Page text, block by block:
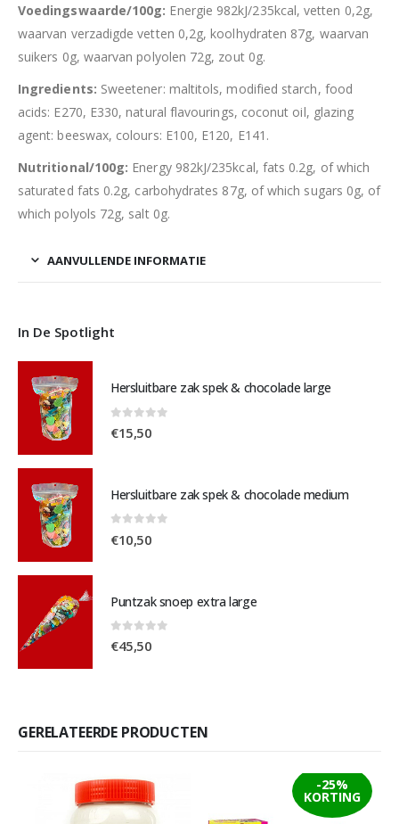
Voedingswaarde/100g: Energie 982kJ/235kcal, vetten 0,2g,
waarvan verzadigde vetten 0,2g, koolhydraten 87g, waarvan
suikers 0g, waarvan polyolen 72g, zout 0g.
Ingredients: Sweetener: maltitols, modified starch, food
acids: E270, E330, natural flavourings, coconut oil, glazing
agent: beeswax, colours: E100, E120, E141.
Nutritional/100g: Energy 982kJ/235kcal, fats 0.2g, of which
saturated fats 0.2g, carbohydrates 87g, of which sugars 0g, of
which polyols 72g, salt 0g.
AANVULLENDE INFORMATIE
In De Spotlight
Hersluitbare zak spek & chocolade large
€15,50
Hersluitbare zak spek & chocolade medium
€10,50
Puntzak snoep extra large
0out of 5
€45,50
GERELATEERDE PRODUCTEN
-25%
KORTING